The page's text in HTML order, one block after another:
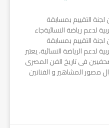
التقييم بمسابقة
لدعم رياضة النسائيةجاء
التقييم بمسابقة
لدعم الرياضة النسائية، يعتبر
فى تاريخ الفن المصرى
مصور المشاهير و الفنانين